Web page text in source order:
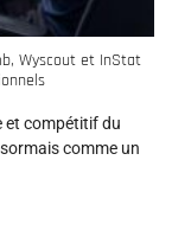
Wyscout et InStat
et compétitif du
comme un